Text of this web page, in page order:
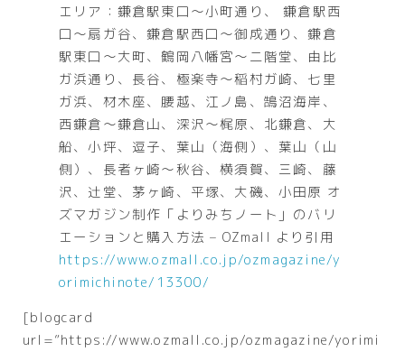
エリア：鎌倉駅東口～小町通り、 鎌倉駅西
口～扇ガ谷、鎌倉駅西口～御成通り、鎌倉
駅東口～大町、鶴岡八幡宮～二階堂、由比
ガ浜通り、長谷、極楽寺～稲村ガ崎、七里
ガ浜、材木座、腰越、江ノ島、鵠沼海岸、
西鎌倉～鎌倉山、深沢～梶原、北鎌倉、大
船、小坪、逗子、葉山（海側）、葉山（山
側）、長者ヶ崎～秋谷、横須賀、三崎、藤
沢、辻堂、茅ヶ崎、平塚、大磯、小田原 オ
ズマガジン制作「よりみちノート」のバリ
エーションと購入方法 – OZmall より引用
https://www.ozmall.co.jp/ozmagazine/y
orimichinote/13300/
[blogcard
url=”https://www.ozmall.co.jp/ozmagazine/yorimi